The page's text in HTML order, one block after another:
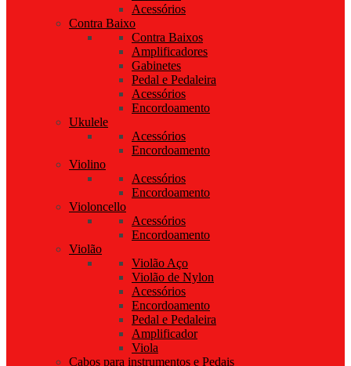
Acessórios
Contra Baixo
Contra Baixos
Amplificadores
Gabinetes
Pedal e Pedaleira
Acessórios
Encordoamento
Ukulele
Acessórios
Encordoamento
Violino
Acessórios
Encordoamento
Violoncello
Acessórios
Encordoamento
Violão
Violão Aço
Violão de Nylon
Acessórios
Encordoamento
Pedal e Pedaleira
Amplificador
Viola
Cabos para instrumentos e Pedais